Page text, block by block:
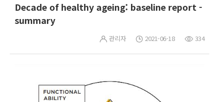
Decade of healthy ageing: baseline report -
summary
관리자 2021-06-18 334